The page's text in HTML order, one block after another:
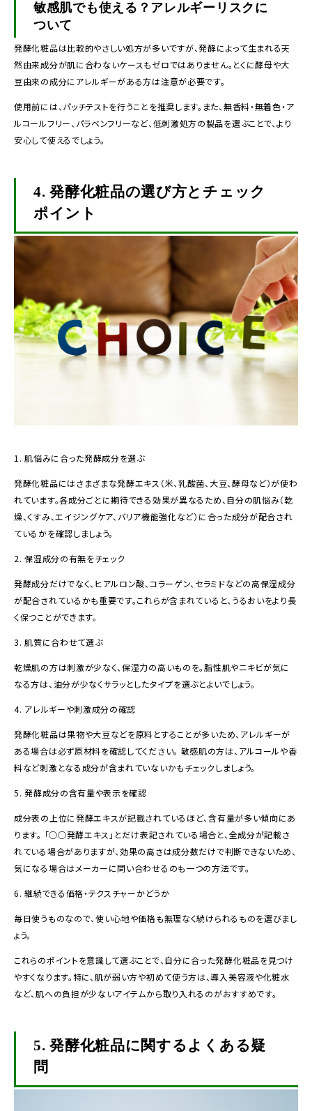
敏感肌でも使える？アレルギーリスクに
ついて
発酵化粧品は比較的やさしい処方が多いですが、発酵によって生まれる天
然由来成分が肌に合わないケースもゼロではありません。とくに酵母や大
豆由来の成分にアレルギーがある方は注意が必要です。
使用前には、パッチテストを行うことを推奨します。また、無香料・無着色・ア
ルコールフリー、パラベンフリーなど、低刺激処方の製品を選ぶことで、より
安心して使えるでしょう。
4.発酵化粧品の選び方とチェック
ポイント
1. 肌悩みに合った発酵成分を選ぶ
発酵化粧品にはさまざまな発酵エキス（米、乳酸菌、大豆、酵母など）が使わ
れています。各成分ごとに期待できる効果が異なるため、自分の肌悩み（乾
燥、くすみ、エイジングケア、バリア機能強化など）に合った成分が配合され
ているかを確認しましょう。
2. 保湿成分の有無をチェック
発酵成分だけでなく、ヒアルロン酸、コラーゲン、セラミドなどの高保湿成分
が配合されているかも重要です。これらが含まれていると、うるおいをより長
く保つことができます。
3. 肌質に合わせて選ぶ
乾燥肌の方は刺激が少なく、保湿力の高いものを。脂性肌やニキビが気に
なる方は、油分が少なくサラッとしたタイプを選ぶとよいでしょう。
4. アレルギーや刺激成分の確認
発酵化粧品は果物や大豆などを原料とすることが多いため、アレルギーが
ある場合は必ず原材料を確認してください。 敏感肌の方は、アルコールや香
料など刺激となる成分が含まれていないかもチェックしましょう。
5. 発酵成分の含有量や表示を確認
成分表の上位に発酵エキスが記載されているほど、含有量が多い傾向にあ
ります。 「○○発酵エキス」とだけ表記されている場合と、全成分が記載さ
れている場合がありますが、効果の高さは成分数だけで判断できないため、
気になる場合はメーカーに問い合わせるのも一つの方法です。
6. 継続できる価格・テクスチャーかどうか
毎日使うものなので、使い心地や価格も無理なく続けられるものを選びまし
ょう。
これらのポイントを意識して選ぶことで、自分に合った発酵化粧品を見つけ
やすくなります。特に、肌が弱い方や初めて使う方は、導入美容液や化粧水
など、肌への負担が少ないアイテムから取り入れるのがおすすめです。
5.発酵化粧品に関するよくある疑
問